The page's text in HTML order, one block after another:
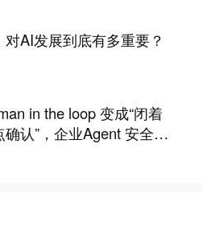
对AI发展到底有多重要？
in the loop 变成“闭着
确认”，企业Agent 安全还